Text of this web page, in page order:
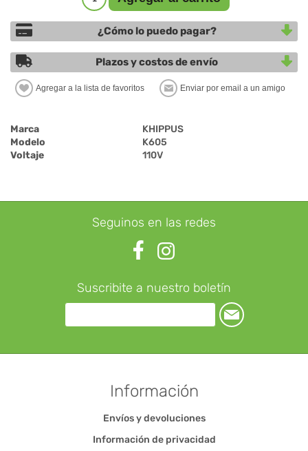
¿Cómo lo puedo pagar?
Plazos y costos de envío
Marca
KHIPPUS
Modelo
K605
Voltaje
110V
Seguinos en las redes
Suscribite a nuestro boletín
Información
Envíos y devoluciones
Información de privacidad